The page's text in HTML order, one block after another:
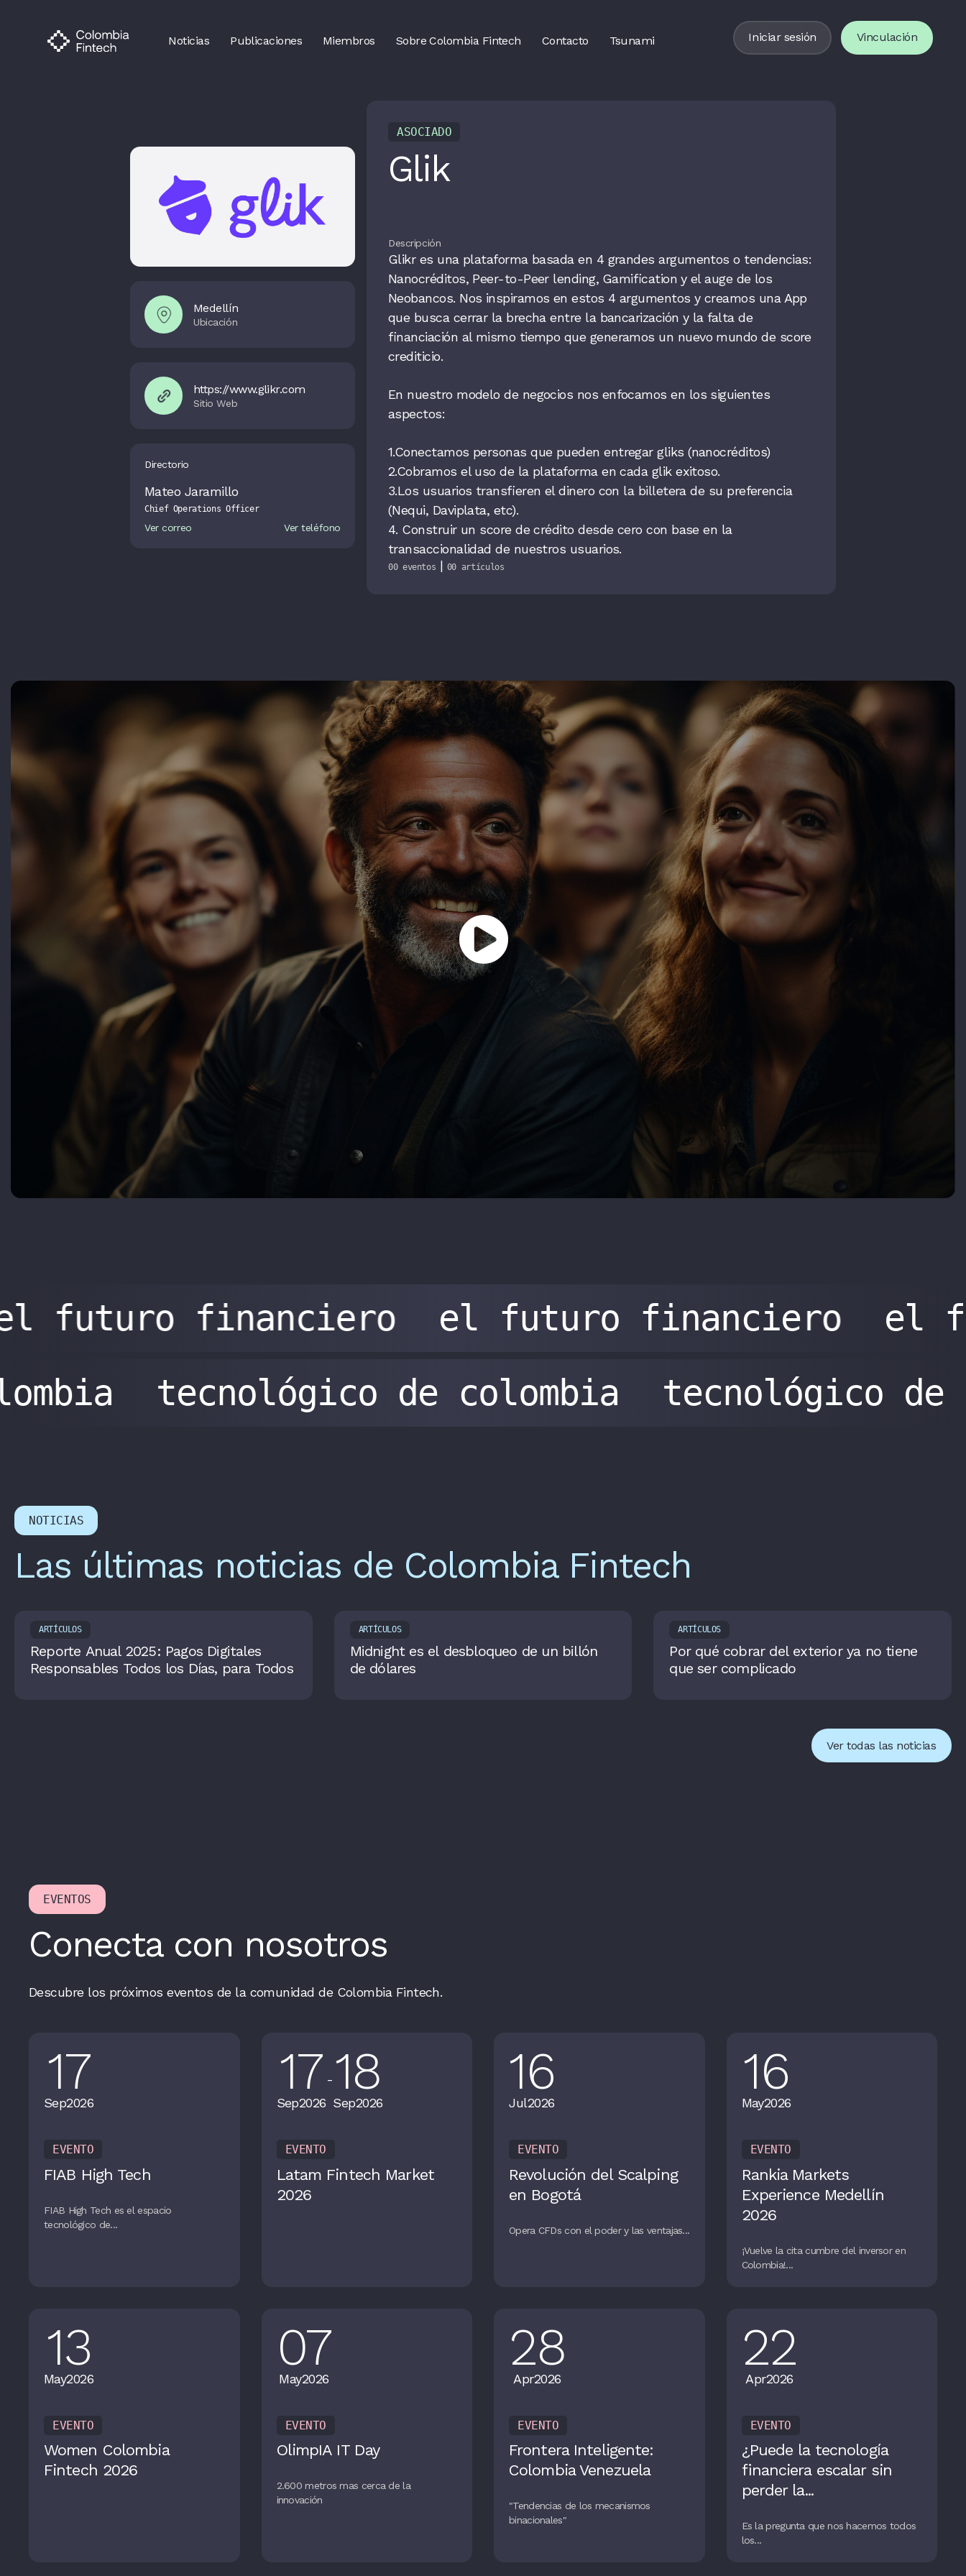
Noticias Publicaciones Miembros Sobre Colombia Fintech Contacto Tsunami Iniciar sesión Vinculación
Medellín
https://www.glikr.com
Directorio
Mateo Jaramillo
Chief Operations Officer
Ver correo Ver teléfono
ASOCIADO
Glik
Descripción
Glikr es una plataforma basada en 4 grandes argumentos o tendencias:
Nanocréditos, Peer-to-Peer lending, Gamification y el auge de los
Neobancos. Nos inspiramos en estos 4 argumentos y creamos una App
que busca cerrar la brecha entre la bancarización y la falta de
financiación al mismo tiempo que generamos un nuevo mundo de score
crediticio.
En nuestro modelo de negocios nos enfocamos en los siguientes
aspectos:
1.Conectamos personas que pueden entregar gliks (nanocréditos)
2.Cobramos el uso de la plataforma en cada glik exitoso.
3.Los usuarios transfieren el dinero con la billetera de su preferencia
(Nequi, Daviplata, etc).
4. Construir un score de crédito desde cero con base en la
transaccionalidad de nuestros usuarios.
00 eventos | 00 artículos
futuro financiero el futuro financiero
el
tecnológico de colombia tecnológico de
NOTICIAS
Las últimas noticias de Colombia Fintech
ARTÍCULOS
Reporte Anual 2025: Pagos Digitales
Responsables Todos los Días, para Todos
ARTÍCULOS
Midnight es el desbloqueo de un billón
de dólares
ARTÍCULOS
Por qué cobrar del exterior ya no tiene
que ser complicado
Ver todas las noticias
EVENTOS
Conecta con nosotros
Descubre los próximos eventos de la comunidad de Colombia Fintech.
17
Sep2026
EVENTO
FIAB High Tech
FIAB High Tech es el espacio
tecnológico de...
17
Sep2026
- 18
Sep2026
EVENTO
Latam Fintech Market
2026
16
Jul2026
EVENTO
Revolución del Scalping
en Bogotá
Opera CFDs con el poder y las ventajas...
16
May2026
EVENTO
Rankia Markets
Experience Medellín
2026
¡Vuelve la cita cumbre del inversor en
Colombia!...
13
May2026
EVENTO
Women Colombia
Fintech 2026
07
May2026
EVENTO
OlimpIA IT Day
2.600 metros mas cerca de la
innovación
28
Apr2026
EVENTO
Frontera Inteligente:
Colombia Venezuela
"Tendencias de los mecanismos
binacionales"
22
Apr2026
EVENTO
¿Puede la tecnología
financiera escalar sin
perder la...
Es la pregunta que nos hacemos todos
los...